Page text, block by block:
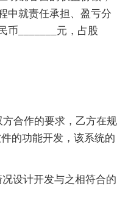
中就责任承担、盈亏分
币_______元，占股
合作的要求，乙方在规
的功能开发，该系统的
设计开发与之相符合的